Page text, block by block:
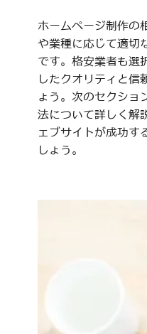
ホームページ制作の
や業種に応じて適切
です。格安業者も選
したクオリティと信
ょう。次のセクショ
法について詳しく解
ェブサイトが成功す
しょう。